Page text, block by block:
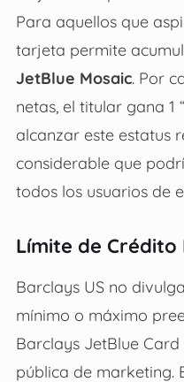
Para aquellos que
tarjeta permite
JetBlue Mosaic. Por
netas, el titular gana 1
alcanzar este estatus
considerable que
todos los usuarios de
Límite de Crédito
Barclays US no
mínimo o máximo
Barclays JetBlue
pública de marketing.